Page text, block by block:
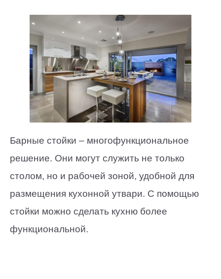
Барные стойки – многофункциональное
решение. Они могут служить не только
столом, но и рабочей зоной, удобной для
размещения кухонной утвари. С помощью
стойки можно сделать кухню более
функциональной.